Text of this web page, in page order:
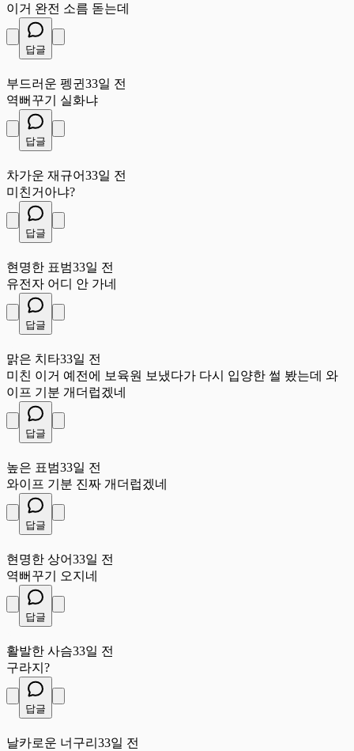
이거 완전 소름 돋는데
답글
부드러운 펭귄 33일 전
역뻐꾸기 실화냐
답글
차가운 재규어33일 전
미친거아냐?
답글
현명한 표범33일 전
유전자 어디 안 가네
답글
맑은 치타33일 전
미친 이거 예전에 보육원 보냈다가 다시 입양한 썰 봤는데 와
이프 기분 개더럽겠네
답글
높은 표범33일 전
와이프 기분 진짜 개더럽겠네
답글
현명한 상어33일 전
역뻐꾸기 오지네
답글
활발한 사슴33일 전
구라지?
답글
날카로운 너구리 33일 전